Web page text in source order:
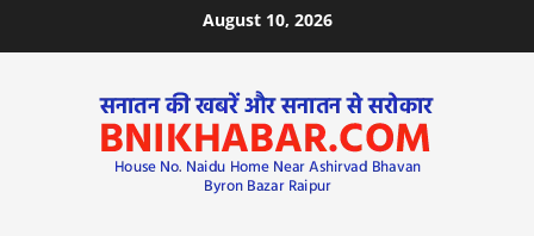
August 10, 2026